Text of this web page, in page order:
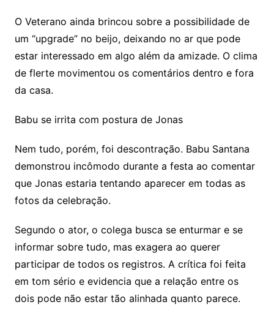
O Veterano ainda brincou sobre a possibilidade de
um “upgrade” no beijo, deixando no ar que pode
estar interessado em algo além da amizade. O clima
de flerte movimentou os comentários dentro e fora
da casa.
Babu se irrita com postura de Jonas
Nem tudo, porém, foi descontração. Babu Santana
demonstrou incômodo durante a festa ao comentar
que Jonas estaria tentando aparecer em todas as
fotos da celebração.
Segundo o ator, o colega busca se enturmar e se
informar sobre tudo, mas exagera ao querer
participar de todos os registros. A crítica foi feita
em tom sério e evidencia que a relação entre os
dois pode não estar tão alinhada quanto parece.